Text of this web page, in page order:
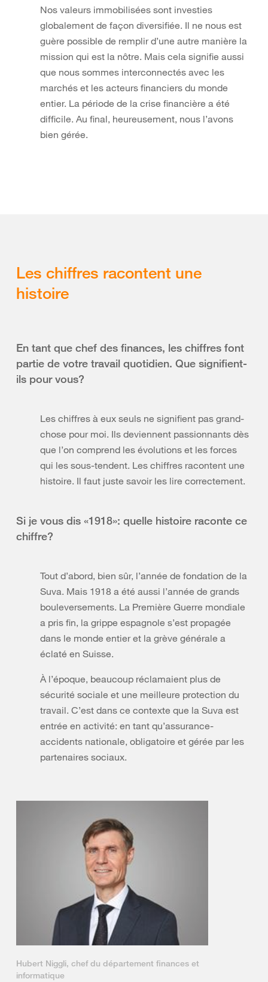
Nos valeurs immobilisées sont investies
globalement de façon diversifiée. Il ne nous est
guère possible de remplir d’une autre manière la
mission qui est la nôtre. Mais cela signifie aussi
que nous sommes interconnectés avec les
marchés et les acteurs financiers du monde
entier. La période de la crise financière a été
difficile. Au final, heureusement, nous l’avons
bien gérée.
Les chiffres racontent une
histoire
En tant que chef des finances, les chiffres font
partie de votre travail quotidien. Que signifient-
ils pour vous?
Les chiffres à eux seuls ne signifient pas grand-
chose pour moi. Ils deviennent passionnants dès
que l’on comprend les évolutions et les forces
qui les sous-tendent. Les chiffres racontent une
histoire. Il faut juste savoir les lire correctement.
Si je vous dis «1918»: quelle histoire raconte ce
chiffre?
Tout d’abord, bien sûr, l’année de fondation de la
Suva. Mais 1918 a été aussi l’année de grands
bouleversements. La Première Guerre mondiale
a pris fin, la grippe espagnole s’est propagée
dans le monde entier et la grève générale a
éclaté en Suisse.
À l’époque, beaucoup réclamaient plus de
sécurité sociale et une meilleure protection du
travail. C’est dans ce contexte que la Suva est
entrée en activité: en tant qu’assurance-
accidents nationale, obligatoire et gérée par les
partenaires sociaux.
Hubert Niggli, chef du département finances et
informatique